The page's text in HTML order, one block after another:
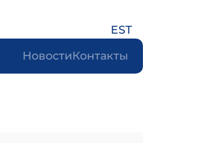
EST
НовостиКонтакты